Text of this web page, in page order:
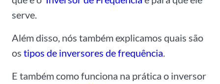
serve.
Além disso, nós também explicamos quais são
os tipos de inversores de frequência.
E também como funciona na prática o inversor